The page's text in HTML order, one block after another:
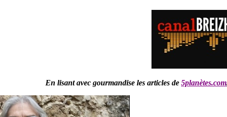
En lisant avec gourmandise les articles de 5planètes.com